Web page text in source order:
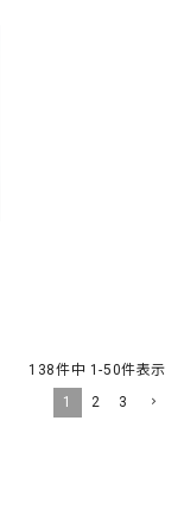
138件中 1-50件表示
1
2 3